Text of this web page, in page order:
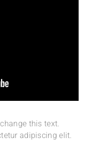
this text.
adipiscing elit.